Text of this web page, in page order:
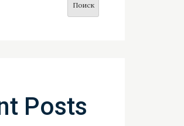
Поиск
Posts